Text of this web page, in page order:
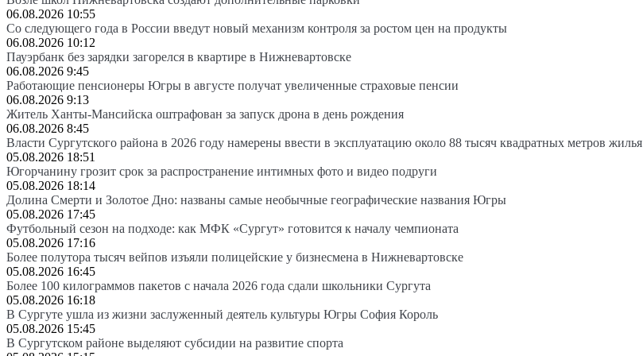
06.08.2026 10:55
Со следующего года в России введут новый механизм контроля за ростом цен на продукты
06.08.2026 10:12
Пауэрбанк без зарядки загорелся в квартире в Нижневартовске
06.08.2026 9:45
Работающие пенсионеры Югры в августе получат увеличенные страховые пенсии
06.08.2026 9:13
Житель Ханты-Мансийска оштрафован за запуск дрона в день рождения
06.08.2026 8:45
Власти Сургутского района в 2026 году намерены ввести в эксплуатацию около 88 тысяч квадратных метров жилья
05.08.2026 18:51
Югорчанину грозит срок за распространение интимных фото и видео подруги
05.08.2026 18:14
Долина Смерти и Золотое Дно: названы самые необычные географические названия Югры
05.08.2026 17:45
Футбольный сезон на подходе: как МФК «Сургут» готовится к началу чемпионата
05.08.2026 17:16
Более полутора тысяч вейпов изъяли полицейские у бизнесмена в Нижневартовске
05.08.2026 16:45
Более 100 килограммов пакетов с начала 2026 года сдали школьники Сургута
05.08.2026 16:18
В Сургуте ушла из жизни заслуженный деятель культуры Югры София Король
05.08.2026 15:45
В Сургутском районе выделяют субсидии на развитие спорта